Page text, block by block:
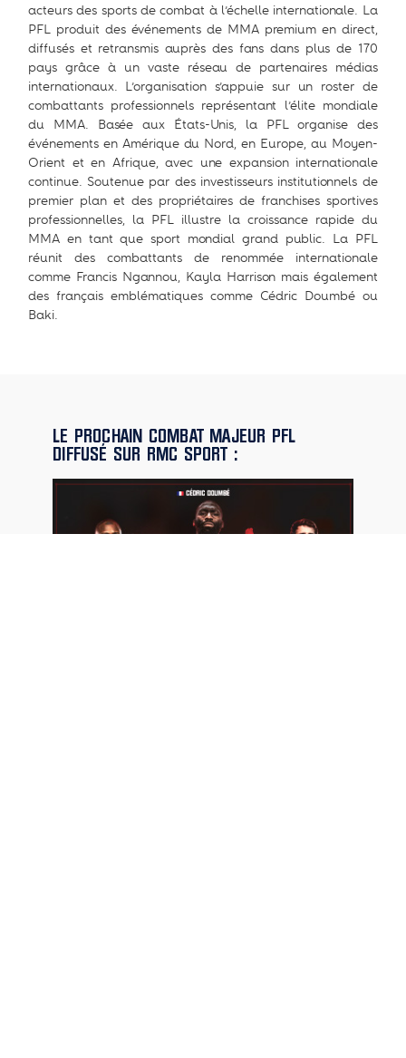
acteurs des sports de combat à l’échelle internationale. La
PFL produit des événements de MMA premium en direct,
diffusés et retransmis auprès des fans dans plus de 170
pays grâce à un vaste réseau de partenaires médias
internationaux. L’organisation s’appuie sur un roster de
combattants professionnels représentant l’élite mondiale
du MMA. Basée aux États-Unis, la PFL organise des
événements en Amérique du Nord, en Europe, au Moyen-
Orient et en Afrique, avec une expansion internationale
continue. Soutenue par des investisseurs institutionnels de
premier plan et des propriétaires de franchises sportives
professionnelles, la PFL illustre la croissance rapide du
MMA en tant que sport mondial grand public. La PFL
réunit des combattants de renommée internationale
comme Francis Ngannou, Kayla Harrison mais également
des français emblématiques comme Cédric Doumbé ou
Baki.
LE PROCHAIN COMBAT MAJEUR PFL
DIFFUSÉ SUR RMC SPORT :